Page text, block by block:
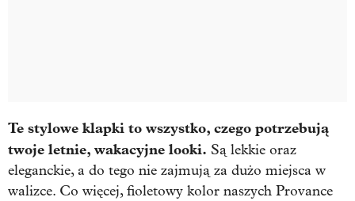
Te stylowe klapki to wszystko, czego potrzebują
twoje letnie, wakacyjne looki. Są lekkie oraz
eleganckie, a do tego nie zajmują za dużo miejsca w
walizce. Co więcej, fioletowy kolor naszych Provance